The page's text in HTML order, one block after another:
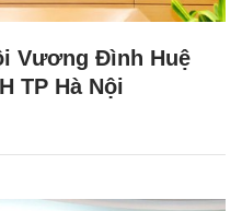
Vương Đình Huệ
TP Hà Nội